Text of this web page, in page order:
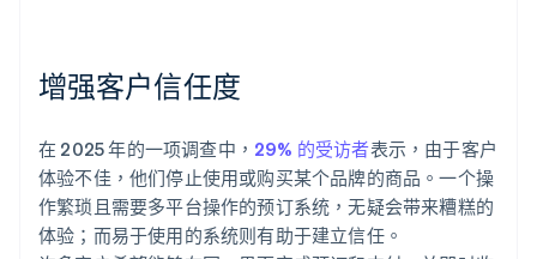
增强客户信任度
在 2025 年的一项调查中， 29% 的受访者表示，由于客户
体验不佳，他们停止使用或购买某个品牌的商品。一个操
作繁琐且需要多平台操作的预订系统，无疑会带来糟糕的
体验；而易于使用的系统则有助于建立信任。